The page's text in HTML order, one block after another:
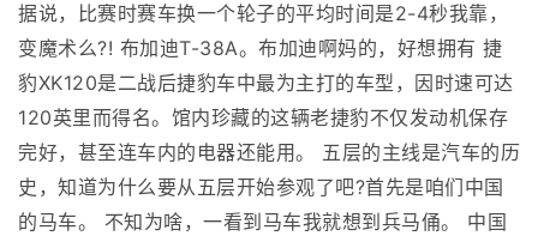
据说，比赛时赛车换一个轮子的平均时间是2-4秒我靠，
变魔术么?! 布加迪T-38A。布加迪啊妈的，好想拥有 捷
豹XK120是二战后捷豹车中最为主打的车型，因时速可达
120英里而得名。馆内珍藏的这辆老捷豹不仅发动机保存
完好，甚至连车内的电器还能用。 五层的主线是汽车的历
史，知道为什么要从五层开始参观了吧?首先是咱们中国
的马车。 不知为啥，一看到马车我就想到兵马俑。 中国